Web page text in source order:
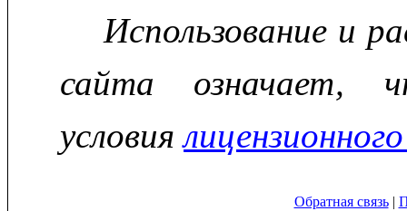
Использование и
сайта означает,
условия
Обратная связь|